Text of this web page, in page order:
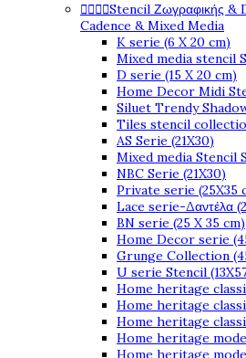
   Stencil Ζωγραφικής &
Cadence & Mixed Media
K serie (6 X 20 cm)
Mixed media stencil
D serie (15 X 20 cm)
Home Decor Midi
Siluet Trendy
Tiles stencil
AS Serie (21X30)
Mixed media Stencil
NBC Serie (21X30)
Private serie (25X35
Lace serie-Δαντέλα
BN serie (25 X 35 cm)
Home Decor serie
Grunge Collection
U serie Stencil
Home heritage
Home heritage
Home heritage
Home heritage
Home heritage